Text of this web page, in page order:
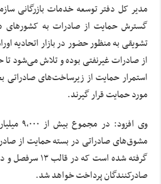
مدیر کل دفتر توسعه خدمات بازرگانی
گسترش حمایت از صادرات به کشورهای
تشویقی به منظور حضور در بازار اتحادیه
از صادرات غیرنفتی بوده و تلاش می‌شود تا
استمرار حمایت از زیرساخت‌های صادراتی
مورد حمایت قرار گیرند.
وی
گرفته شده است
صادرکنندگان پرداخت خواهد شد.